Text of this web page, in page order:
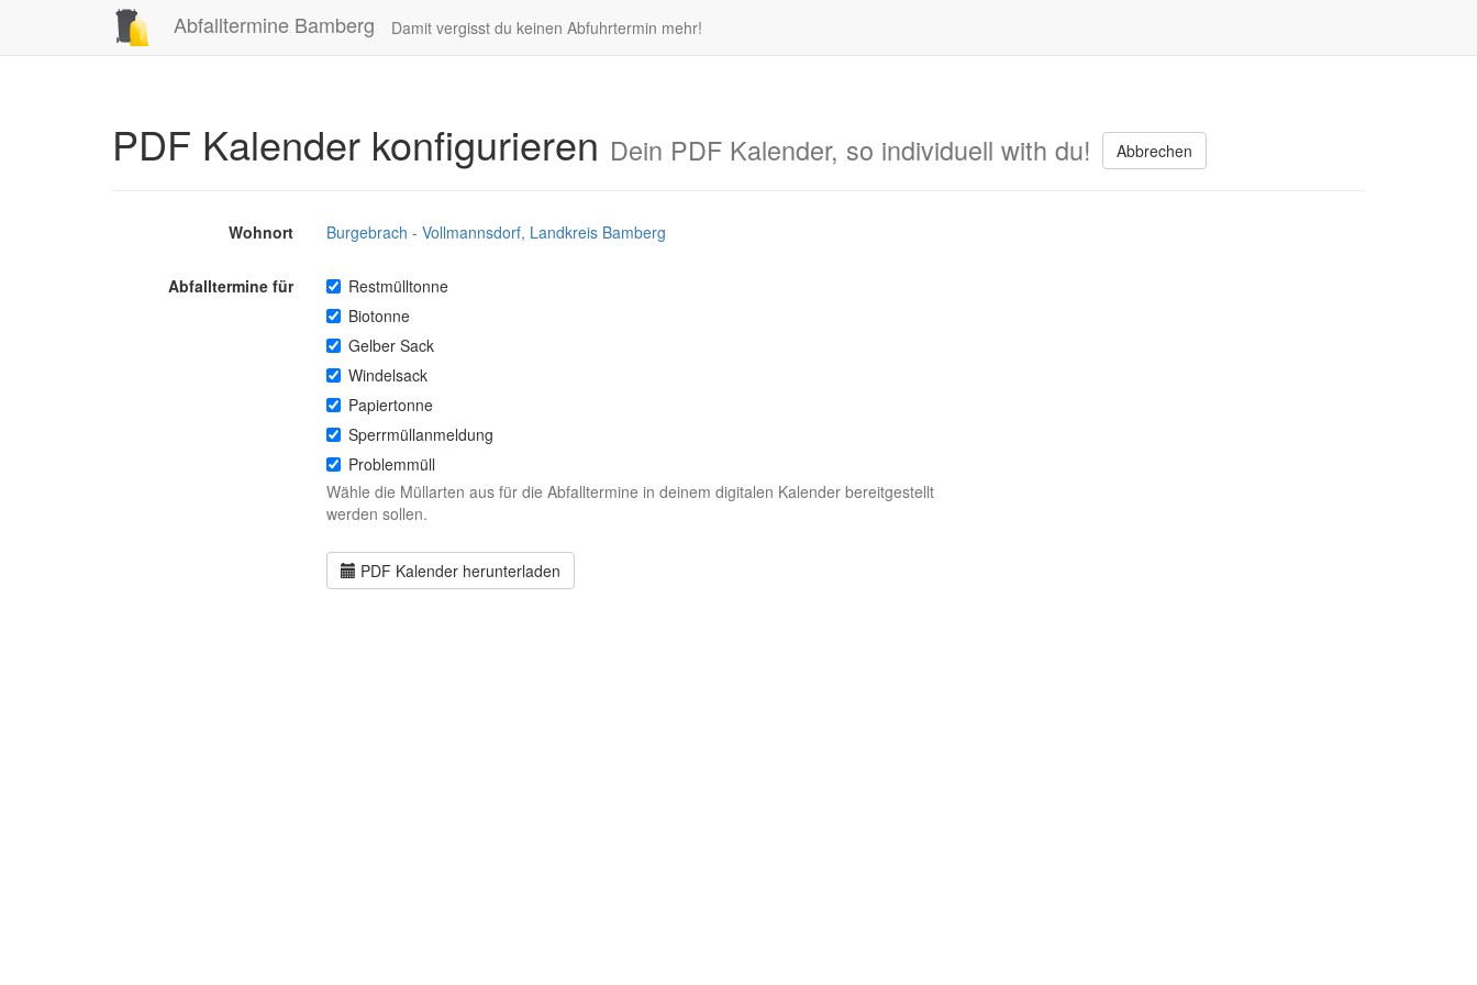
Abfalltermine Bamberg Damit vergisst du keinen Abfuhrtermin mehr!
PDF Kalender konfigurieren Dein PDF Kalender, so individuell with du! Abbrechen
Wohnort Burgebrach - Vollmannsdorf, Landkreis Bamberg
Abfalltermine für
Restmülltonne
Biotonne
Gelber Sack
Windelsack
Papiertonne
Sperrmüllanmeldung
Problemmüll
Wähle die Müllarten aus für die Abfalltermine in deinem digitalen Kalender bereitgestellt
werden sollen.
PDF Kalender herunterladen